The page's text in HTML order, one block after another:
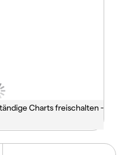
Charts freischalten -